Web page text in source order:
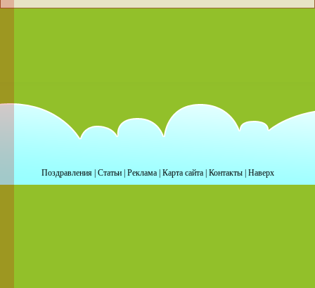
Поздравления| Статьи| Реклама| Карта сайта| Контакты| Наверх